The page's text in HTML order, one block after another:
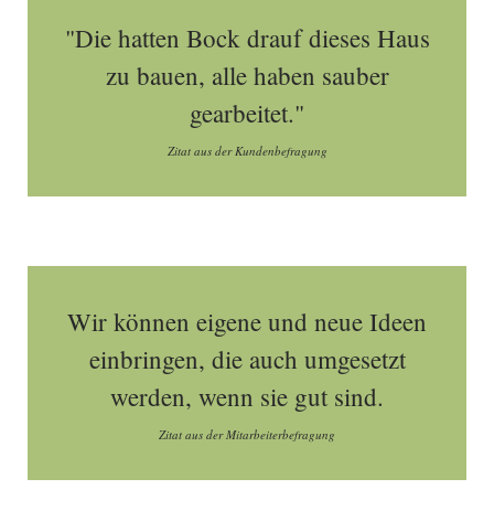
"Die hatten Bock drauf dieses Haus
zu bauen, alle haben sauber
gearbeitet."
Zitat aus der Kundenbefragung
Wir können eigene und neue Ideen
einbringen, die auch umgesetzt
werden, wenn sie gut sind.
Zitat aus der Mitarbeiterbefragung